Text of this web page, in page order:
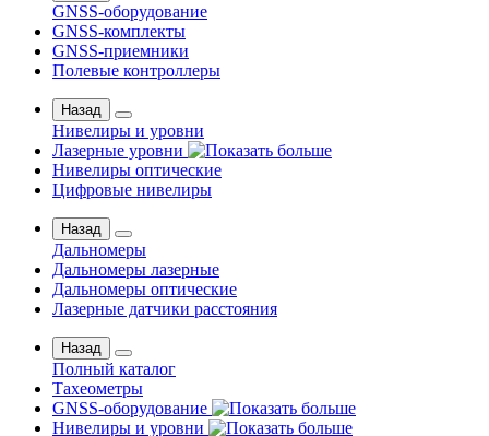
GNSS-оборудование
GNSS-комплекты
GNSS-приемники
Полевые контроллеры
Назад
Нивелиры и уровни
Лазерные уровни
Нивелиры оптические
Цифровые нивелиры
Назад
Дальномеры
Дальномеры лазерные
Дальномеры оптические
Лазерные датчики расстояния
Назад
Полный каталог
Тахеометры
GNSS-оборудование
Нивелиры и уровни